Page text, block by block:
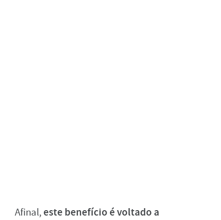
Afinal, este benefício é voltado a